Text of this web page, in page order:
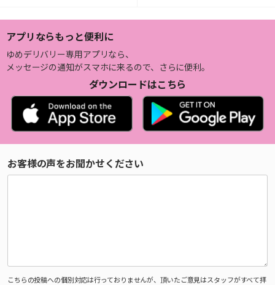
アプリならもっと便利に
ゆめデリバリー専用アプリなら、
メッセージの通知がスマホに来るので、さらに便利。
ダウンロードはこちら
お客様の声をお聞かせください
こちらの投稿への個別対応は行っておりませんが、頂いたご意見はスタッフがすべて拝